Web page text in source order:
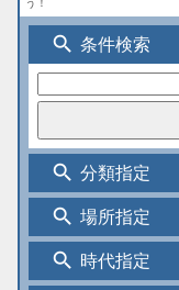
search 条件検索
search 分類指定
search 場所指定
search 時代指定